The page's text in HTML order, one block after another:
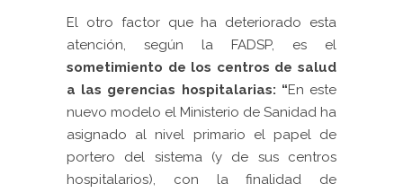
El otro factor que ha deteriorado esta
atención, según la FADSP, es el
sometimiento de los centros de salud
a las gerencias hospitalarias: “En este
nuevo modelo el Ministerio de Sanidad ha
asignado al nivel primario el papel de
portero del sistema (y de sus centros
hospitalarios), con la finalidad de